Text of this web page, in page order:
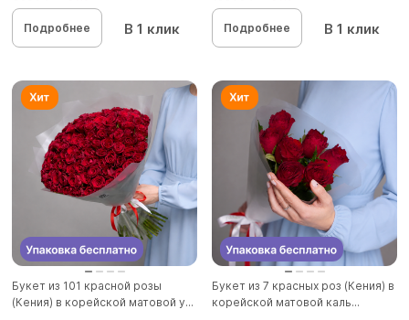
Подробнее В 1 клик Подробнее В 1 клик
Букет из 101 красной розы
(Кения) в корейской матовой у...
Букет из 7 красных роз (Кения) в
корейской матовой каль...